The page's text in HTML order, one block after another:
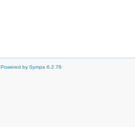
Powered by Sympa 6.2.76